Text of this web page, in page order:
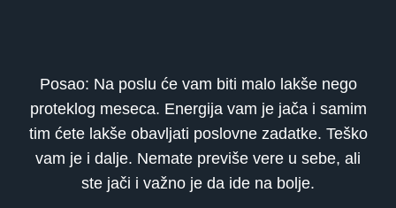
Posao: Na poslu će vam biti malo lakše nego
proteklog meseca. Energija vam je jača i samim
tim ćete lakše obavljati poslovne zadatke. Teško
vam je i dalje. Nemate previše vere u sebe, ali
ste jači i važno je da ide na bolje.